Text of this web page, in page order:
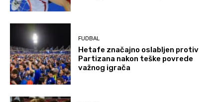
FUDBAL
Hetafe značajno oslabljen protiv
Partizana nakon teške povrede
važnog igrača